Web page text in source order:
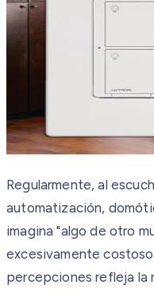
Regularmente, al
automatización,
imagina "algo de otro
excesivamente
percepciones refleja la